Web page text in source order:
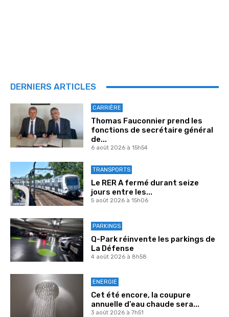
DERNIERS ARTICLES
CARRIÈRE
Thomas Fauconnier prend les
fonctions de secrétaire général
de...
6 août 2026 à 15h54
TRANSPORTS
Le RER A fermé durant seize
jours entre les...
5 août 2026 à 15h06
PARKINGS
Q-Park réinvente les parkings de
La Défense
4 août 2026 à 8h58
ENERGIE
Cet été encore, la coupure
annuelle d’eau chaude sera...
3 août 2026 à 7h51